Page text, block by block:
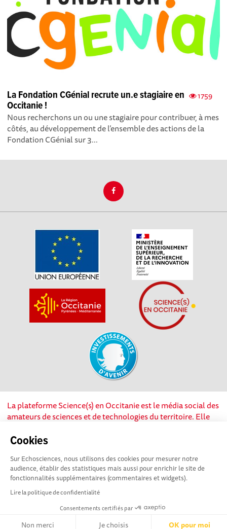
Cookies
Sur Echosciences, nous utilisons des cookies pour mesurer notre
audience, établir des statistiques mais aussi pour enrichir le site de
fonctionnalités supplémentaires (commentaires et widgets).
Lire la politique de confidentialité
Consentements certifiés par
Non merci Je choisis OK pour moi
1759
La Fondation CGénial recrute un.e stagiaire en
Occitanie !
Nous recherchons un ou une stagiaire pour contribuer, à mes
côtés, au développement de l’ensemble des actions de la
Fondation CGénial sur 3...
La plateforme Science(s) en Occitanie est le média social des
amateurs de sciences et de technologies du territoire. Elle
soutien de nombreux acteurs locaux. Ce projet est cofinancé
l’Union européenne via les fonds européen de
développement régional. Science(s) en Occitanie est une
plateforme Echosciences by Amcsti.
Mentions légales|Politique de confidentialité
Ligne éditoriale